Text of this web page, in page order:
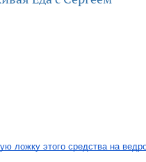
ложку этого средства на